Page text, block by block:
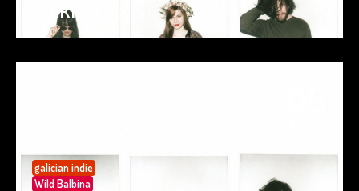
SO KIND
galician indie
Wild Balbina